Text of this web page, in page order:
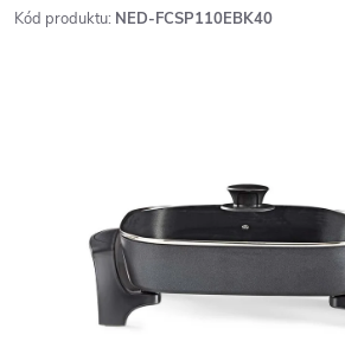
Kód produktu: NED-FCSP110EBK40